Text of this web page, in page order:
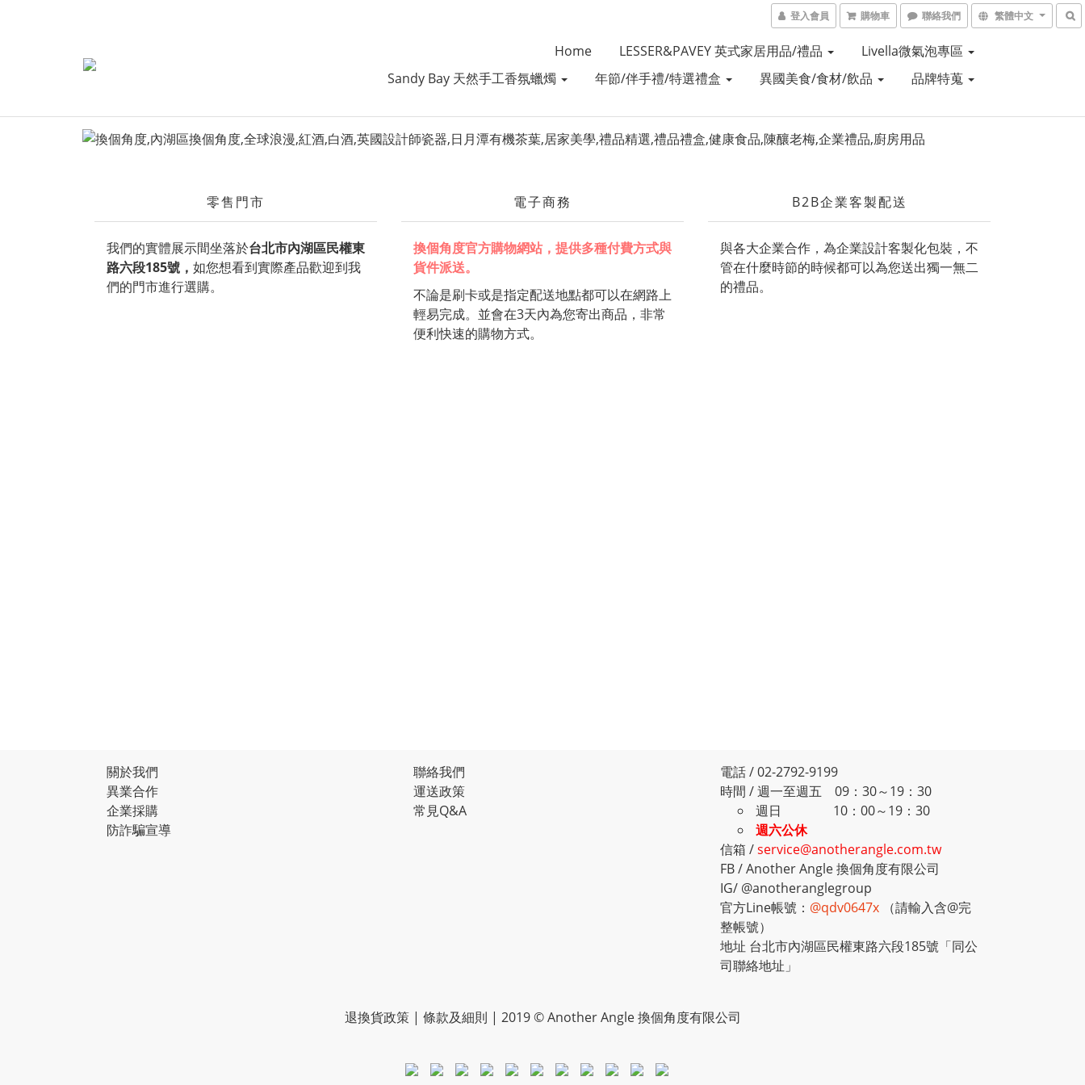
登入會員 購物車 聯絡我們 繁體中文
Home LESSER&PAVEY 英式家居用品/禮品
Livella微氣泡專區
Sandy Bay 天然手工香氛蠟燭
年節/伴手禮/特選禮盒 異國美食/食材/飲品 品牌特蒐
零售門市
我們的實體展示間坐落於台北市內湖區民權東
路六段185號 ， 如您想看到實際產品歡迎到我
們的門市進行選購。
電子商務
換個角度官方購物網站，提供多種付費方式與
貨件派送。
不論是刷卡或是指定配送地點都可以在網路上
輕易完成。並會在3天內為您寄出商品，非常
便利快速的購物方式。
B2B企業客製配送
與各大企業合作，為企業設計客製化包裝，不
管在什麼時節的時候都可以為您送出獨一無二
的禮品。
關於我們
異業合作
企業採購
防詐騙宣導
聯絡我們
運送政策
常見Q&A
電話 / 02-2792-9199
時間 / 週一至週五 09：30～19：30
週日 10：00～19：30
週六公休
信箱 /service@anotherangle.com.tw
FB /Another Angle 換個角度有限公司
IG/ @anotheranglegroup
官方Line帳號： @qdv0647x
（請輸入含@完
整帳號）
地址 台北市內湖區民權東路六段185號「同公
司聯絡地址」
退換貨政策| 條款及細則 | 2019 © Another Angle 換個角度有限公司